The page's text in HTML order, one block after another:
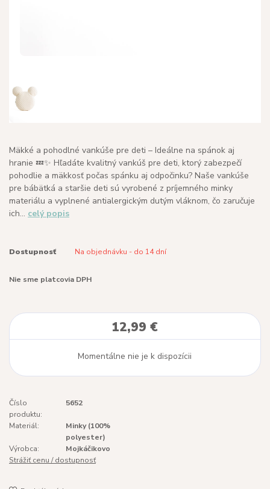
Mäkké a pohodlné vankúše pre deti – Ideálne na spánok aj
hranie 💤✨ Hľadáte kvalitný vankúš pre deti, ktorý zabezpečí
pohodlie a mäkkosť počas spánku aj odpočinku? Naše vankúše
pre bábätká a staršie deti sú vyrobené z príjemného minky
materiálu a vyplnené antialergickým dutým vláknom, čo zaručuje
ich... celý popis
Dostupnosť Na objednávku - do 14 dní
Nie sme platcovia DPH
12,99 €
Momentálne nie je k dispozícii
Číslo
produktu:
5652
Materiál:
Minky (100%
polyester)
Výrobca:
Mojkáčikovo
Strážiť cenu / dostupnosť